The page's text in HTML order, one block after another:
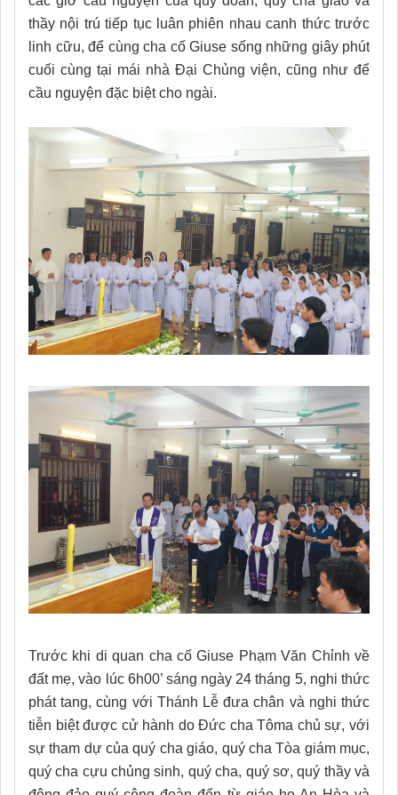
thầy nội trú tiếp tục luân phiên nhau canh thức trước
linh cữu, để cùng cha cố Giuse sống những giây phút
cuối cùng tại mái nhà Đại Chủng viện, cũng như để
cầu nguyện đặc biệt cho ngài.
Trước khi di quan cha cố Giuse Phạm Văn Chỉnh về
đất mẹ, vào lúc 6h00’ sáng ngày 24 tháng 5, nghi thức
phát tang, cùng với Thánh Lễ đưa chân và nghi thức
tiễn biệt được cử hành do Đức cha Tôma chủ sự, với
sự tham dự của quý cha giáo, quý cha Tòa giám mục,
quý cha cựu chủng sinh, quý cha, quý sơ, quý thầy và